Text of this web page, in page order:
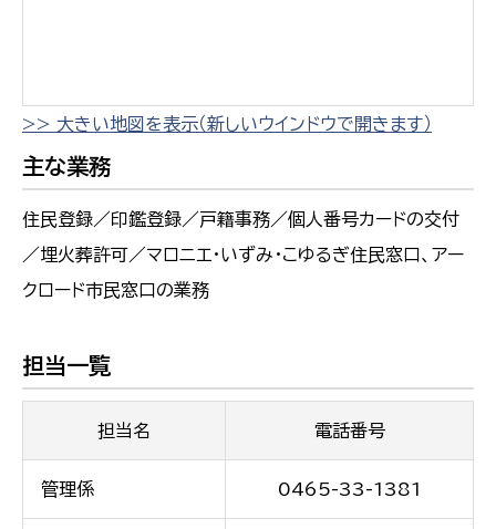
>> 大きい地図を表示（新しいウインドウで開きます）
主な業務
住民登録／印鑑登録／戸籍事務／個人番号カードの交付
／埋火葬許可／マロニエ・いずみ・こゆるぎ住民窓口、アー
クロード市民窓口の業務
担当一覧
担当名 電話番号
管理係 0465-33-1381